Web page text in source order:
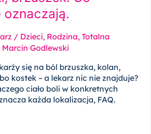
oznaczają.
/ Dzieci, Rodzina, Totalna
Marcin Godlewski
się na ból brzuszka, kolan,
kostek – a lekarz nic nie znajduje?
ciało boli w konkretnych
każda lokalizacja, FAQ.